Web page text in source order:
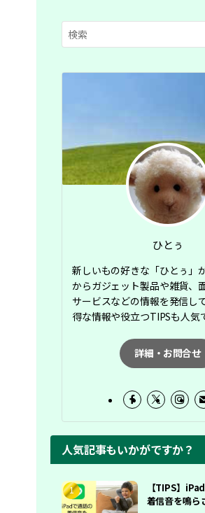
ひとぅ
新しいもの好きな「ひとぅ」
からガジェット製品や雑貨、
サービスなどの情報を発信し
得な情報や役立つTIPSも人気
詳細・お問合せ
人気記事もいかがですか？
【TIPS】
着信音を鳴ら